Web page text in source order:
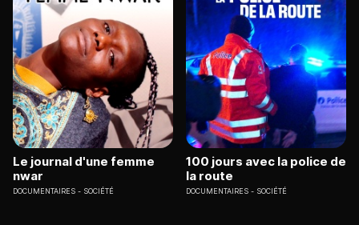
Le journal d'une femme
nwar
DOCUMENTAIRES SOCIÉTÉ
100 jours avec la police de
la route
DOCUMENTAIRES SOCIÉTÉ